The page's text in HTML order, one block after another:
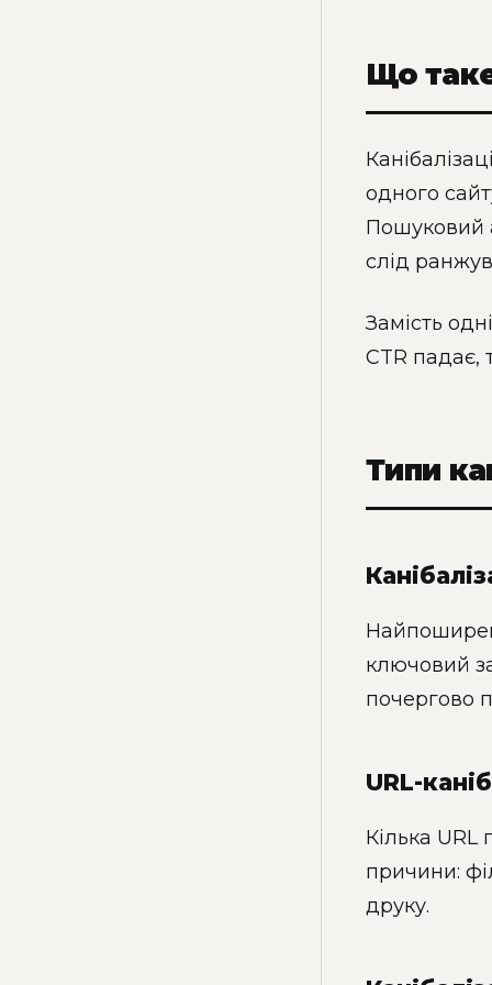
Що таке
одного
Пошуковий
слід
Замість
CTR падає,
Типи
ключовий
почергово
URL-
Кілька
причини:
друку.